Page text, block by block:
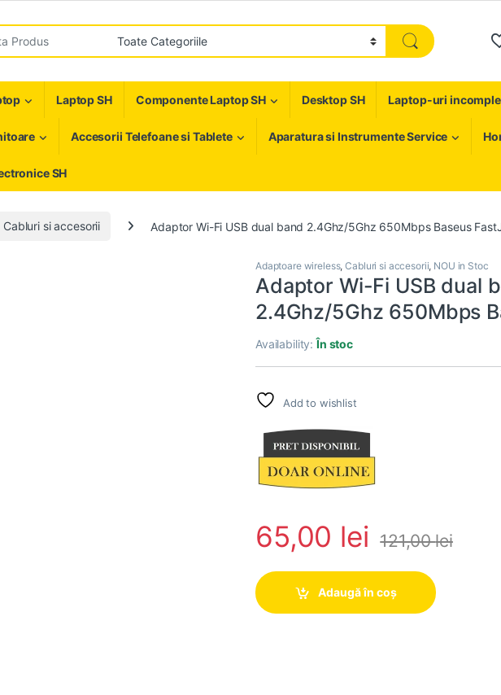
Laptop SH Componente Laptop SH Desktop SH Laptop-uri
Accesorii Telefoane si Tablete Aparatura si Instrumente Service
SH
Cabluri si accesorii Adaptor Wi-Fi USB dual band 2.4Ghz/5Ghz 650Mbps Baseus
Adaptoare wireless,Cabluri si accesorii, NOU in Stoc
Adaptor Wi-Fi USB dual
2.4Ghz/5Ghz 650Mbps
Availability:În stoc
Add to wishlist
65,00 lei 121,00lei
Adaugă în coș